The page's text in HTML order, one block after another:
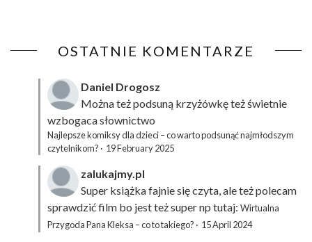
OSTATNIE KOMENTARZE
Daniel Drogosz
Można też podsuną krzyżówkęteż świetnie
wzbogaca słownictwo
Najlepsze komiksy dla dzieci – co warto podsunąć najmłodszym
czytelnikom? · 19 February 2025
zalukajmy.pl
Super książka fajnie się czyta, ale też polecam
sprawdzić film bo jest też super np tutaj: Wirtualna
Przygoda Pana Kleksa – co to takiego? · 15 April 2024